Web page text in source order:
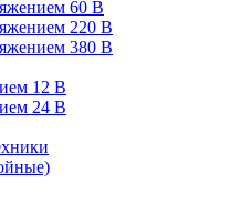
60 В
220 В
380 В
12 В
24 В